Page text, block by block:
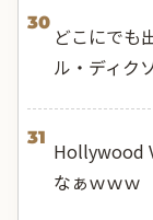
30
どこにでも
ル・ディク
31
Hollywood
なぁｗｗｗ